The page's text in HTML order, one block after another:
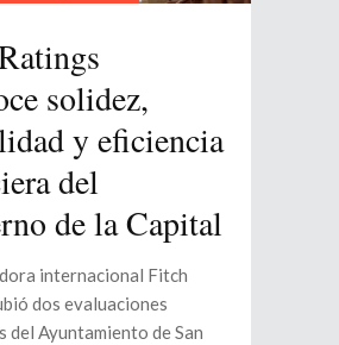
solidez,
y eficiencia
del
de la Capital
internacional Fitch
dos evaluaciones
del Ayuntamiento de San